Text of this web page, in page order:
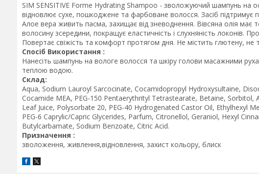
SIM SENSITIVE Forme Hydrating Shampoo - зволожуючий шампунь на
відновлює сухе, пошкоджене та фарбоване волосся. Засіб
Алое вера живить пасма, захищає від зневоднення. Вівсяна олія має
волосину зсередини, покращує еластичність і слухняність локонів.
Повертає свіжість та комфорт протягом дня. Не містить глютену, не
Спосіб Використання :
Нанесіть шампунь на вологе волосся та шкіру голови масажними
теплою водою.
Склад:
Aqua, Sodium Lauroyl Sarcocinate, Cocamidopropyl Hydroxysultaine,
Cocamide MEA, PEG-150 Pentaerythrityl Tetrastearate, Betaine, Sorbitol,
Leaf Juice, Polysorbate 20, PEG-40 Hydrogenated Castor Oil, Ethylhexyl
PEG-6 Caprylic/Capric Glycerides, Parfum, Citronellol, Geraniol, Hexyl
Butylcarbamate, Sodium Benzoate, Citric Acid.
Призначення :
зволоження, живлення,відновлення, захист кольору, блиск